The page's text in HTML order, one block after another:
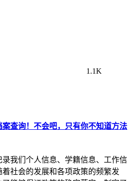
1.1K
案查询！不会吧，只有你不知道方法
我们个人信息、学籍信息、工作信
社会的发展和各项政策的频繁发